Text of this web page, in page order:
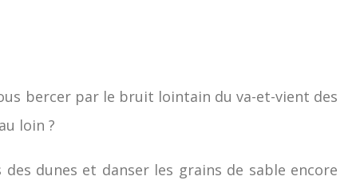
bercer par le bruit lointain du va-et-vient des
loin ?
dunes et danser les grains de sable encore